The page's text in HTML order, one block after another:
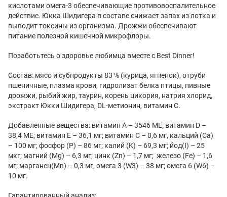
кислотами омега-3 обеспечивающие противовоспалительное
действие. Юкка Шидигера в составе снижает запах из лотка и
выводит токсины из организма. Дрожжи обеспечивают
питание полезной кишечной микрофлоры.
Позаботьтесь о здоровье любимца вместе с Best Dinner!
Состав: мясо и субпродукты 83 % (курица, ягненок), отруби
пшеничные, плазма крови, гидролизат белка птицы, пивные
дрожжи, рыбий жир, таурин, корень цикория, натрия хлорид,
экстракт Юкки Шидигера, DL-метионин, витамин С.
Добавленные вещества: витамин A – 3546 МЕ; витамин D –
38,4 МЕ; витамин Е – 36,1 мг; витамин С – 0,6 мг, кальций (Ca)
– 100 мг; фосфор (P) – 86 мг; калий (K) – 69,3 мг; йод(I) – 25
мкг; магний (Mg) – 6,3 мг; цинк (Zn) – 1,7 мг; железо (Fe) – 1,6
мг; марганец(Mn) – 0,3 мг, омега 3 (W3) – 38 мг; омега 6 (W6) –
10 мг.